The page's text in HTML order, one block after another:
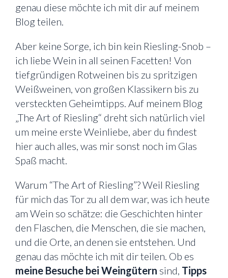
genau diese möchte ich mit dir auf meinem
Blog teilen.
Aber keine Sorge, ich bin kein Riesling-Snob –
ich liebe Wein in all seinen Facetten! Von
tiefgründigen Rotweinen bis zu spritzigen
Weißweinen, von großen Klassikern bis zu
versteckten Geheimtipps. Auf meinem Blog
„The Art of Riesling“ dreht sich natürlich viel
um meine erste Weinliebe, aber du findest
hier auch alles, was mir sonst noch im Glas
Spaß macht.
Warum “The Art of Riesling”? Weil Riesling
für mich das Tor zu all dem war, was ich heute
am Wein so schätze: die Geschichten hinter
den Flaschen, die Menschen, die sie machen,
und die Orte, an denen sie entstehen. Und
genau das möchte ich mit dir teilen. Ob es
meine Besuche bei Weingütern sind, Tipps